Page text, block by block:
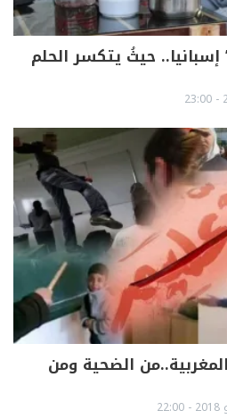
حيثُ يتكسر الحلم
الضحية ومن